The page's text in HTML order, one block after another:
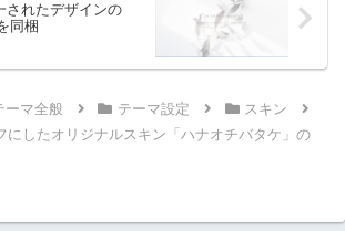
されたデザインの
同梱
ーマ全般 テーマ設定
スキン
にしたオリジナルスキン「ハナオチバタケ」の